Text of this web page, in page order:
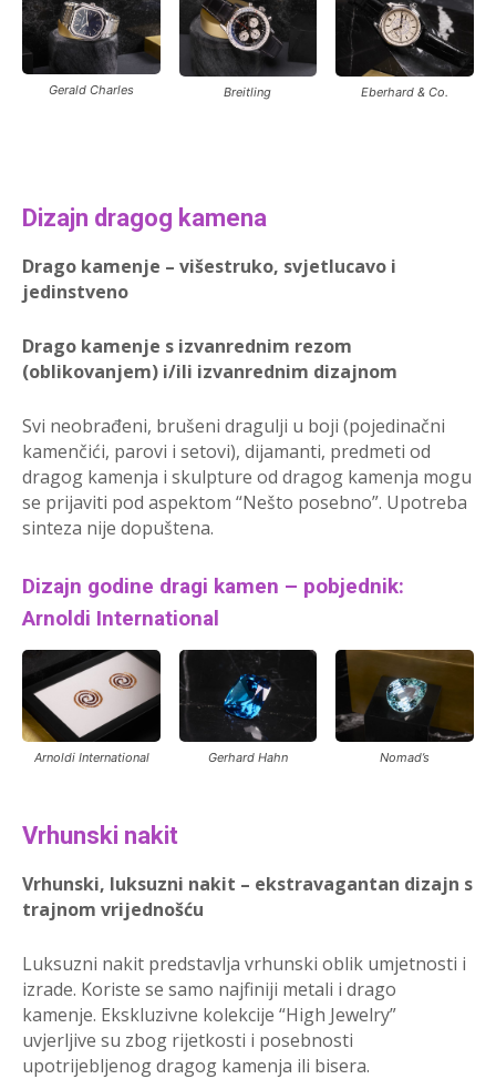
Gerald Charles Breitling Eberhard & Co.
Dizajn dragog kamena
Drago kamenje – višestruko, svjetlucavo i
jedinstveno
Drago kamenje s izvanrednim rezom
(oblikovanjem) i/ili izvanrednim dizajnom
Svi neobrađeni, brušeni dragulji u boji (pojedinačni
kamenčići, parovi i setovi), dijamanti, predmeti od
dragog kamenja i skulpture od dragog kamenja mogu
se prijaviti pod aspektom “Nešto posebno”. Upotreba
sinteza nije dopuštena.
Dizajn godine dragi kamen – pobjednik:
Arnoldi International
Arnoldi International Gerhard Hahn Nomad’s
Vrhunski nakit
Vrhunski, luksuzni nakit – ekstravagantan dizajn s
trajnom vrijednošću
Luksuzni nakit predstavlja vrhunski oblik umjetnosti i
izrade. Koriste se samo najfiniji metali i drago
kamenje. Ekskluzivne kolekcije “High Jewelry”
uvjerljive su zbog rijetkosti i posebnosti
upotrijebljenog dragog kamenja ili bisera.